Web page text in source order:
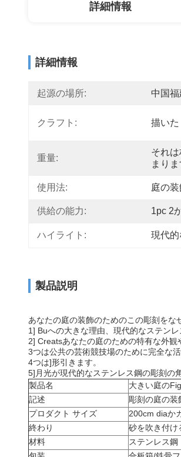
詳細情報
詳細情報
起源の場所: 中国
クラフト: 描いた
重量:
それ
まり
使用法: 庭の
供給の能力: 1pc 2
ハイライト: 現代的
製品説明
あなたの庭の装飾のためのこの彫刻をな
1] Buへの大きな理由、現代的なステン
2] Creatsあなたの庭のための特有な外観
3つは公共の芸術競技場のために完全な
4つは]形引きます。
5]月光が現代的なステンレス鋼の彫刻の
製品名
大きい庭の
記述
彫刻の庭の装
プロダクト サイズ
200cm diaか
終わり
砂を吹き付け
材料
ステンレス鋼